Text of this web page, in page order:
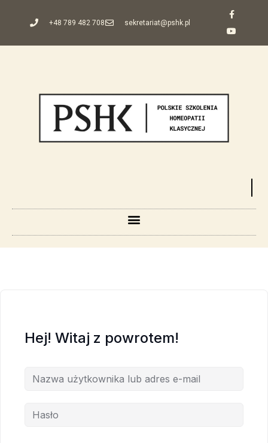
+48 789 482 708 sekretariat@pshk.pl
Hej! Witaj z powrotem!